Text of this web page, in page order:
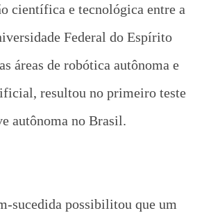
científica e tecnológica entre a
Federal do Espírito
áreas de robótica autônoma e
resultou no primeiro teste
autônoma no Brasil.
sucedida possibilitou que um